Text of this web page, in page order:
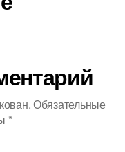
Обязательные
*